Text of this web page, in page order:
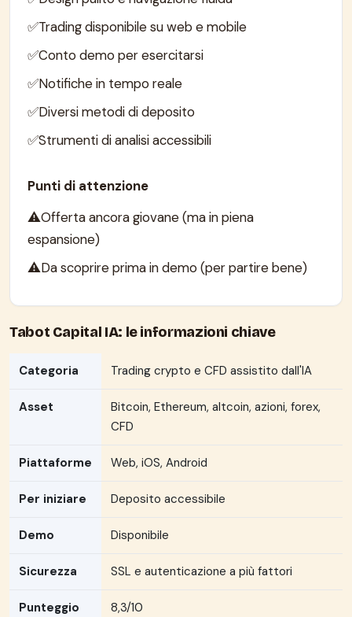
Trading disponibile su web e mobile
Conto demo per esercitarsi
Notifiche in tempo reale
Diversi metodi di deposito
Strumenti di analisi accessibili
Punti di attenzione
Offerta ancora giovane (ma in piena
espansione)
Da scoprire prima in demo (per partire bene)
Tabot Capital IA: le informazioni chiave
Categoria Trading crypto e CFD assistito dall'IA
Asset
Bitcoin, Ethereum, altcoin, azioni, forex,
CFD
Piattaforme Web, iOS, Android
Per iniziare Deposito accessibile
Demo Disponibile
Sicurezza SSL e autenticazione a più fattori
Punteggio 8,3/10